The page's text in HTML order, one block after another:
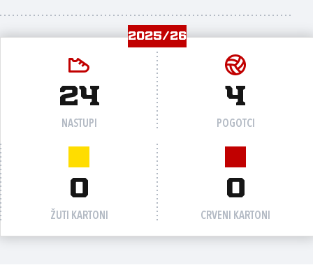
2025/26
24
NASTUPI
4
POGOTCI
0
ŽUTI KARTONI
0
CRVENI KARTONI